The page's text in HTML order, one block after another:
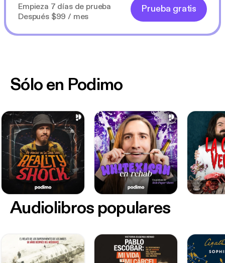
Empieza 7 días de prueba
Después $99 / mes
Prueba gratis
Sólo en Podimo
Audiolibros populares